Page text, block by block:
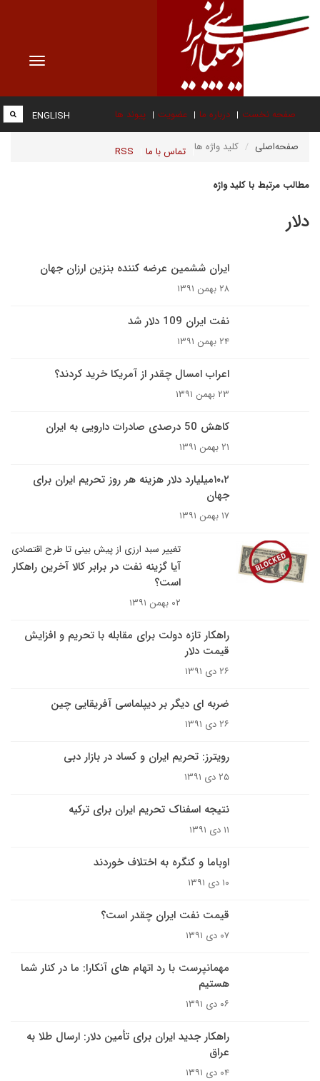
Toggle
صفحه نخست درباره ما عضویت پیوند ها
تماس با ما RSS
ENGLISH
صفحه‌اصلی کلید واژه ها
مطالب مرتبط با کلید واژه
دلار
ایران ششمین عرضه کننده بنزین ارزان جهان
۲۸ بهمن ۱۳۹۱
نفت ایران 109 دلار شد
۲۴ بهمن ۱۳۹۱
اعراب امسال چقدر از آمریکا خرید کردند؟
۲۳ بهمن ۱۳۹۱
کاهش 50 درصدی صادرات دارویی به ایران
۲۱ بهمن ۱۳۹۱
۱۰،۲میلیارد دلار هزینه هر روز تحریم ایران برای
جهان
۱۷ بهمن ۱۳۹۱
تغییر سبد ارزی از پیش بینی تا طرح اقتصادی
آیا گزینه نفت در برابر کالا آخرین راهکار
است؟
۰۲ بهمن ۱۳۹۱
راهکار تازه دولت برای مقابله با تحریم و افزایش
قیمت دلار
۲۶ دی ۱۳۹۱
ضربه ای دیگر بر دیپلماسی آفریقایی چین
۲۶ دی ۱۳۹۱
رویترز: تحریم ایران و کساد در بازار دبی
۲۵ دی ۱۳۹۱
نتیجه اسفناک تحریم ایران برای ترکیه
۱۱ دی ۱۳۹۱
اوباما و کنگره به اختلاف خوردند
۱۰ دی ۱۳۹۱
قیمت نفت ایران چقدر است؟
۰۷ دی ۱۳۹۱
مهمانپرست با رد اتهام های آنکارا: ما در کنار شما
هستیم
۰۶ دی ۱۳۹۱
راهکار جدید ایران برای تأمین دلار: ارسال طلا به
عراق
۰۴ دی ۱۳۹۱